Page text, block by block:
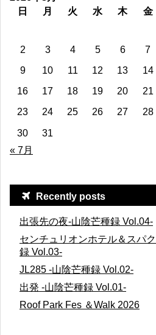
日
月 火 水 木 金
2
3 4 5 6 7
9
10 11 12 13 14
16
17 18 19 20 21
23
24 25 26 27 28
30
31
« 7月
Recently posts
出張先の夜-山陰芒種録 Vol.04-
センチュリオンホテル＆スパ
録 Vol.03-
JL285 -山陰芒種録 Vol.02-
出発 -山陰芒種録 Vol.01-
Roof Park Fes ＆Walk 2026